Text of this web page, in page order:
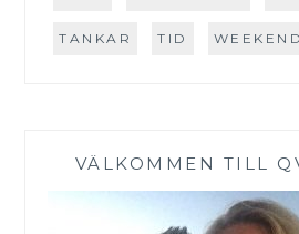
TANKAR TID WEEKEND
VÄLKOMMEN TILL